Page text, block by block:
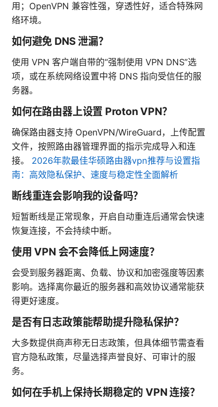
用；OpenVPN 兼容性强，穿透性好，适合特殊网
络环境。
如何避免 DNS 泄漏？
使用 VPN 客户端自带的“强制使用 VPN DNS”选
项，或在系统网络设置中将 DNS 指向受信任的服
务器。
如何在路由器上设置 Proton VPN？
确保路由器支持 OpenVPN/WireGuard，上传配置
文件，按照路由器管理界面的指示完成导入和连
接。 2026年款最佳华硕路由器vpn推荐与设置指
南：高效隐私保护、速度与稳定性全面解析
断线重连会影响我的设备吗？
短暂断线是正常现象，开启自动重连后通常会快速
恢复连接，不会持续中断。
使用 VPN 会不会降低上网速度？
会受到服务器距离、负载、协议和加密强度等因素
影响。选择离你最近的服务器和高效协议通常能获
得更好速度。
是否有日志政策能帮助提升隐私保护？
大多数提供商声称无日志政策，但具体细节需查看
官方隐私政策，尽量选择声誉良好、可审计的服
务。
如何在手机上保持长期稳定的 VPN 连接？